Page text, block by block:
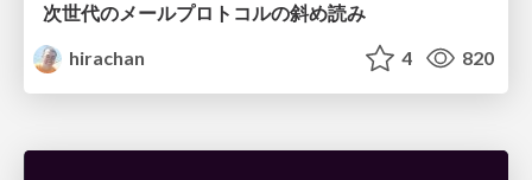
次世代のメールプロトコルの斜め読み
hirachan
4 820